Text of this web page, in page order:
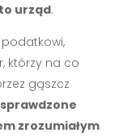
urząd.
którzy na co
gąszcz
sprawdzone
zrozumiałym